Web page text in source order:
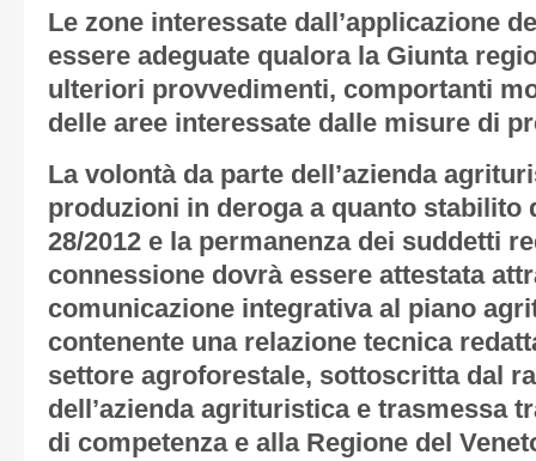
Le zone interessate dall’applicazione
essere adeguate qualora la Giunta
ulteriori provvedimenti, comportanti
delle aree interessate dalle misure di
La volontà da parte dell’azienda
produzioni in deroga a quanto stabilito
28/2012 e la permanenza dei suddetti
connessione dovrà essere attestata
comunicazione integrativa al piano
contenente una relazione tecnica
settore agroforestale, sottoscritta dal
dell’azienda agrituristica e trasmessa
di competenza e alla Regione del